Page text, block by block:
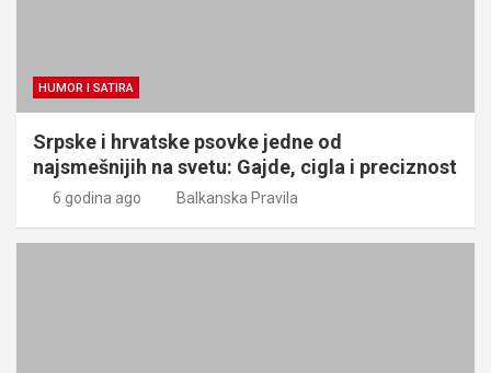
HUMOR I SATIRA
Srpske i hrvatske psovke jedne od
najsmešnijih na svetu: Gajde, cigla i preciznost
6 godina ago Balkanska Pravila